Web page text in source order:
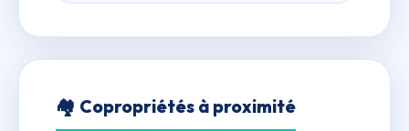
🏘 Copropriétés à proximité